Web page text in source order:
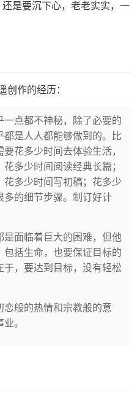
是要沉下心，老老实实，一
创作的经历：
点都不神秘，除了必要的
是人人都能够做到的。比
花多少时间去体验生活，
多少时间阅读经典长篇；
多少时间写初稿；花多少
多的细节步骤。制订好计
是面临着巨大的困难，但他
括生命，也要保证目标的
，要达到目标，没有轻松
恋般的热情和宗教般的意
。